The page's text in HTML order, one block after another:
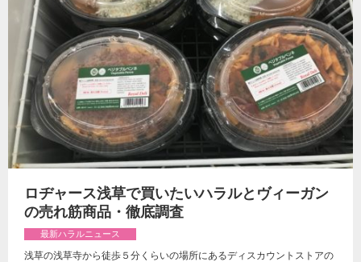
ロヂャース浅草で買いたいハラルとヴィーガン
の売れ筋商品・徹底調査
最新ハラルニュース
浅草の浅草寺から徒歩５分くらいの場所にあるディスカウントストアの